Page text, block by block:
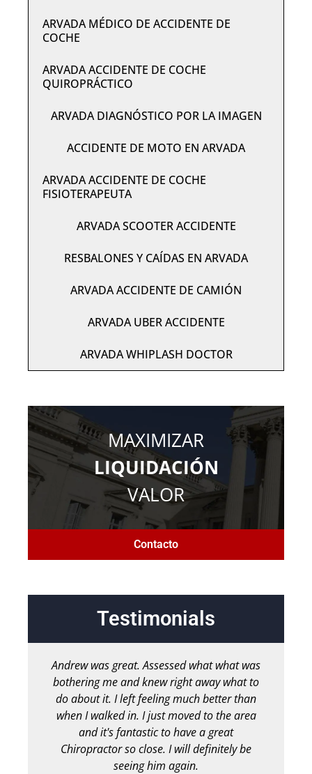
ARVADA MÉDICO DE ACCIDENTE DE
COCHE
ARVADA ACCIDENTE DE COCHE
QUIROPRÁCTICO
ARVADA DIAGNÓSTICO POR LA IMAGEN
ACCIDENTE DE MOTO EN ARVADA
ARVADA ACCIDENTE DE COCHE
FISIOTERAPEUTA
ARVADA SCOOTER ACCIDENTE
RESBALONES Y CAÍDAS EN ARVADA
ARVADA ACCIDENTE DE CAMIÓN
ARVADA UBER ACCIDENTE
ARVADA WHIPLASH DOCTOR
MAXIMIZAR
LIQUIDACIÓN
VALOR
Contacto
Testimonials
Andrew was great. Assessed what what was
bothering me and knew right away what to
do about it. I left feeling much better than
when I walked in. I just moved to the area
and it's fantastic to have a great
Chiropractor so close. I will definitely be
seeing him again.